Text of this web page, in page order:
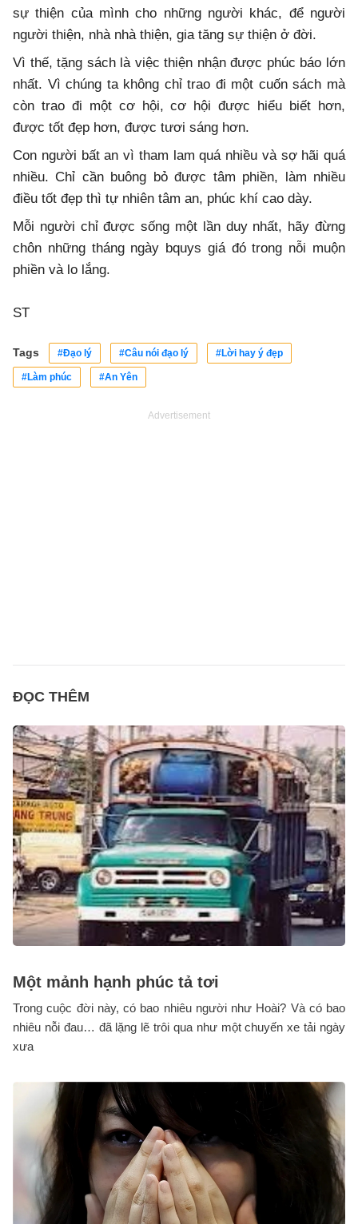
sự thiện của mình cho những người khác, để người
người thiện, nhà nhà thiện, gia tăng sự thiện ở đời.
Vì thế, tặng sách là việc thiện nhận được phúc báo lớn
nhất. Vì chúng ta không chỉ trao đi một cuốn sách mà
còn trao đi một cơ hội, cơ hội được hiểu biết hơn,
được tốt đẹp hơn, được tươi sáng hơn.
Con người bất an vì tham lam quá nhiều và sợ hãi quá
nhiều. Chỉ cần buông bỏ được tâm phiền, làm nhiều
điều tốt đẹp thì tự nhiên tâm an, phúc khí cao dày.
Mỗi người chỉ được sống một lần duy nhất, hãy đừng
chôn những tháng ngày bquys giá đó trong nỗi muộn
phiền và lo lắng.
ST
Tags #Đạo lý #Câu nói đạo lý #Lời hay ý đẹp
#Làm phúc #An Yên
Advertisement
ĐỌC THÊM
Một mảnh hạnh phúc tả tơi
Trong cuộc đời này, có bao nhiêu người như Hoài? Và có bao
nhiêu nỗi đau… đã lặng lẽ trôi qua như một chuyến xe tải ngày
xưa